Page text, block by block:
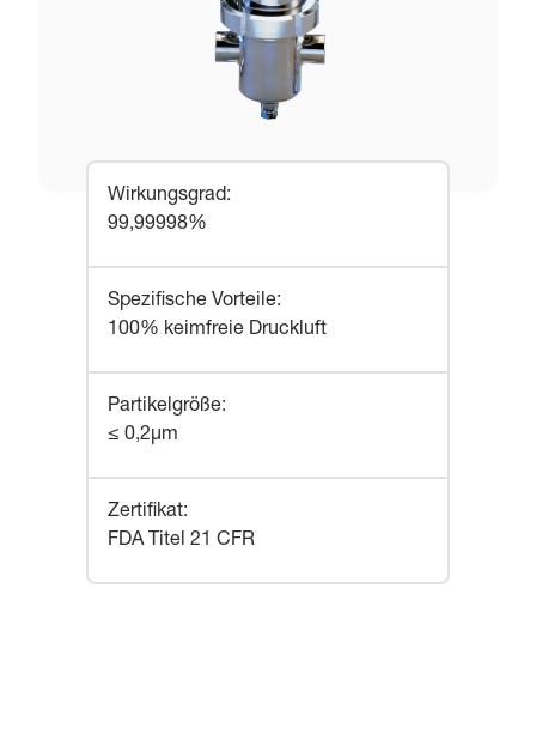
Wirkungsgrad:
99,99998%
Spezifische Vorteile:
100% keimfreie Druckluft
Partikelgröße:
≤ 0,2μm
Zertifikat:
FDA Titel 21 CFR